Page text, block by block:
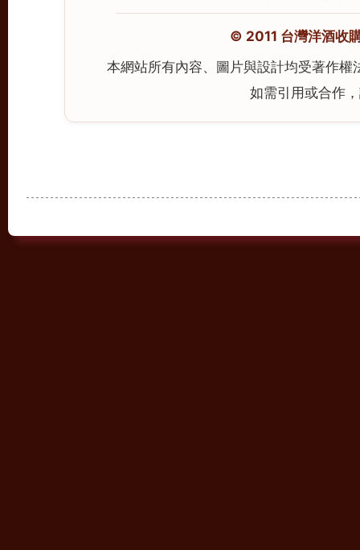
© 2011 台灣洋酒收
本網站所有內容、圖片與設計均受著作
如需引用或合作